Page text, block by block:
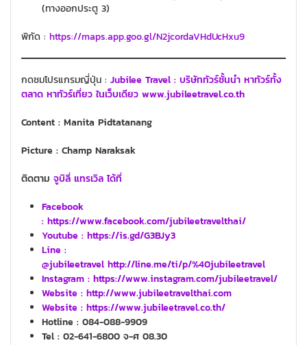
(ทางออกประตู 3)
พิกัด : https://maps.app.goo.gl/N2jcordaVHdUcHxu9
กดชมโปรแกรมญี่ปุ่น : Jubilee Travel : บริษัททัวร์ชั้นนำ หาทัวร์ทั้ง
ตลาด หาทัวร์เที่ยว ในเว็บเดียว www.jubileetravel.co.th
Content : Manita Pidtatanang
Picture : Champ Naraksak
ติดตาม จูบิลี่ แทรเวิล ได้ที่
Facebook
: https://www.facebook.com/jubileetravelthai/
Youtube : https://is.gd/G3BJy3
Line :
@jubileetravel http://line.me/ti/p/%40jubileetravel
Instagram : https://www.instagram.com/jubileetravel/
Website : http://www.jubileetravelthai.com
Website : https://www.jubileetravel.co.th/
Hotline : 084-088-9909
Tel : 02-641-6800 จ-ศ 08.30